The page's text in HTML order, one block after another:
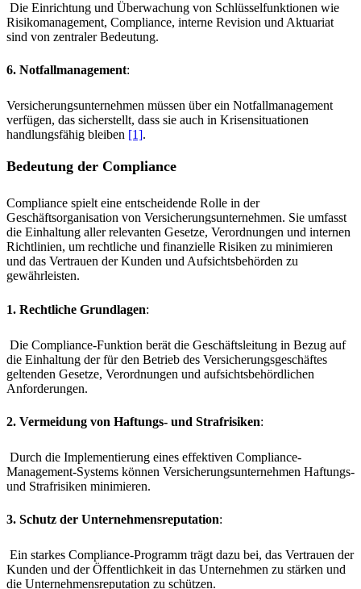
Die Einrichtung und Überwachung von Schlüsselfunktionen wie
Risikomanagement, Compliance, interne Revision und Aktuariat
sind von zentraler Bedeutung.
6. Notfallmanagement:
Versicherungsunternehmen müssen über ein Notfallmanagement
verfügen, das sicherstellt, dass sie auch in Krisensituationen
handlungsfähig bleiben [1].
Bedeutung der Compliance
Compliance spielt eine entscheidende Rolle in der
Geschäftsorganisation von Versicherungsunternehmen. Sie umfasst
die Einhaltung aller relevanten Gesetze, Verordnungen und internen
Richtlinien, um rechtliche und finanzielle Risiken zu minimieren
und das Vertrauen der Kunden und Aufsichtsbehörden zu
gewährleisten.
1. Rechtliche Grundlagen:
Die Compliance-Funktion berät die Geschäftsleitung in Bezug auf
die Einhaltung der für den Betrieb des Versicherungsgeschäftes
geltenden Gesetze, Verordnungen und aufsichtsbehördlichen
Anforderungen.
2. Vermeidung von Haftungs- und Strafrisiken:
Durch die Implementierung eines effektiven Compliance-
Management-Systems können Versicherungsunternehmen Haftungs-
und Strafrisiken minimieren.
3. Schutz der Unternehmensreputation:
Ein starkes Compliance-Programm trägt dazu bei, das Vertrauen der
Kunden und der Öffentlichkeit in das Unternehmen zu stärken und
die Unternehmensreputation zu schützen.